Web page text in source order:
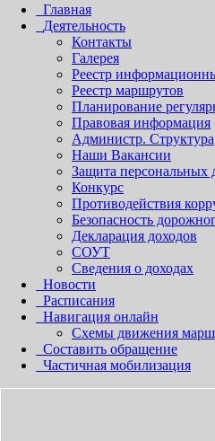
Главная
Деятельность
Контакты
Галерея
Реестр
Реестр маршрутов
Планирование
Правовая информация
Администр. Структура
Наши Вакансии
Защита персональных
Конкурс
Противодействия
Безопасность
Декларация доходов
СОУТ
Сведения о доходах
Новости
Расписания
Навигация онлайн
Схемы движения
Составить обращение
Частичная мобилизация